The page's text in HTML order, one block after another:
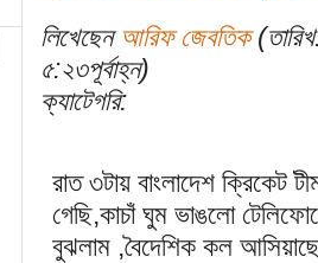
লিখেছেন আরিফ জেবতিক
৫:২৩পূর্বাহ্ন)
ক্যাটেগরি:
রাত ৩টায় বাংলাদেশ ক্রিকেট
গেছি,কাচাঁ ঘুম ভাঙলো
বুঝলাম ,বৈদেশিক কল